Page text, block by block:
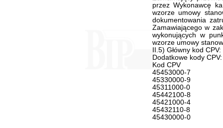
przez Wykonawcę
wzorze umowy
dokumentowania
Zamawiającego w
wykonujących w
wzorze umowy
II.5) Główny kod
Dodatkowe kody CPV:
Kod CPV
45453000-7
45330000-9
45311000-0
45442100-8
45421000-4
45432110-8
45430000-0